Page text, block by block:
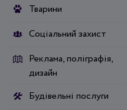
Тварини
Соціальний захист
Реклама, поліграфія,
дизайн
Будівельні послуги